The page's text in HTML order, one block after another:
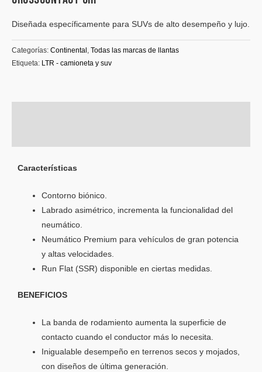
Diseñada específicamente para SUVs de alto desempeño y lujo.
Categorías: Continental , Todas las marcas de llantas
Etiqueta: LTR - camioneta y suv
Características
Contorno biónico.
Labrado asimétrico, incrementa la funcionalidad del
neumático.
Neumático Premium para vehículos de gran potencia
y altas velocidades.
Run Flat (SSR) disponible en ciertas medidas.
BENEFICIOS
La banda de rodamiento aumenta la superficie de
contacto cuando el conductor más lo necesita.
Inigualable desempeño en terrenos secos y mojados,
con diseños de última generación.